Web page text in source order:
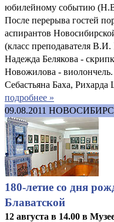
юбилейному событию
После перерыва гостей
аспирантов
(класс преподавателя
Надежда Белякова -
Новожилова -
Себастьяна Баха,
подробнее »
09.08.2011
180-летие со дня
Блаватской
12 августа в 14.00 в